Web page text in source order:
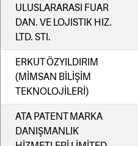
ULUSLARARASI FUAR
DAN. VE LOJISTIK HIZ.
LTD. STI.
ERKUT ÖZYILDIRIM
(MİMSAN BİLİŞİM
TEKNOLOJİLERİ)
ATA PATENT MARKA
DANIŞMANLIK